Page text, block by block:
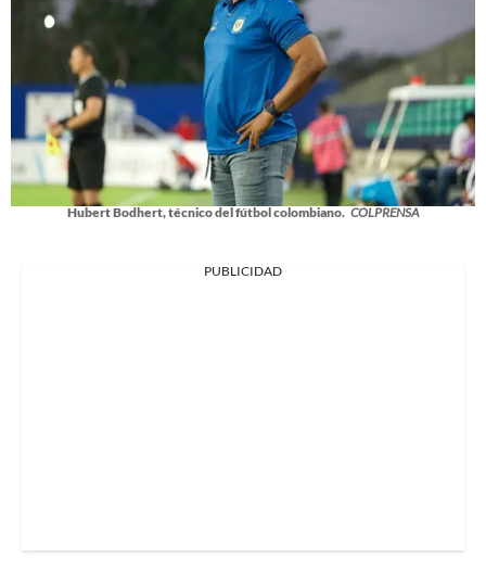
Hubert Bodhert, técnico del fútbol colombiano. COLPRENSA
PUBLICIDAD